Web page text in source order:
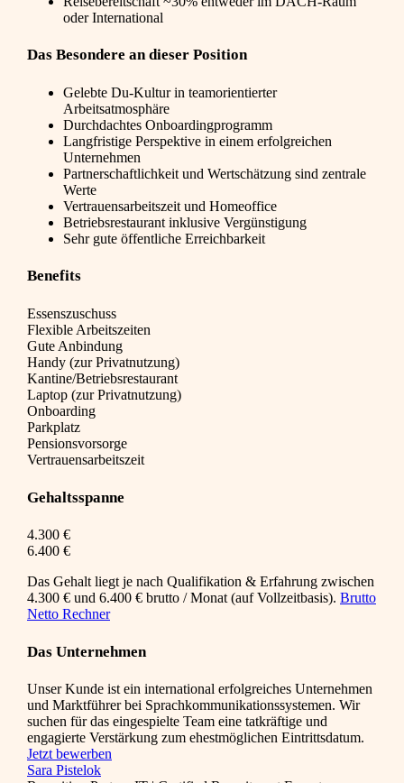
oder International
Das Besondere an dieser Position
Gelebte Du-Kultur in teamorientierter
Arbeitsatmosphäre
Durchdachtes Onboardingprogramm
Langfristige Perspektive in einem erfolgreichen
Unternehmen
Partnerschaftlichkeit und Wertschätzung sind zentrale
Werte
Vertrauensarbeitszeit und Homeoffice
Betriebsrestaurant inklusive Vergünstigung
Sehr gute öffentliche Erreichbarkeit
Benefits
Essenszuschuss
Flexible Arbeitszeiten
Gute Anbindung
Handy (zur Privatnutzung)
Kantine/Betriebsrestaurant
Laptop (zur Privatnutzung)
Onboarding
Parkplatz
Pensionsvorsorge
Vertrauensarbeitszeit
Gehaltsspanne
4.300 €
6.400 €
Das Gehalt liegt je nach Qualifikation & Erfahrung zwischen
4.300 € und 6.400 € brutto / Monat (auf Vollzeitbasis). Brutto
Netto Rechner
Das Unternehmen
Unser Kunde ist ein international erfolgreiches Unternehmen
und Marktführer bei Sprachkommunikationssystemen. Wir
suchen für das eingespielte Team eine tatkräftige und
engagierte Verstärkung zum ehestmöglichen Eintrittsdatum.
Jetzt bewerben
Sara Pistelok